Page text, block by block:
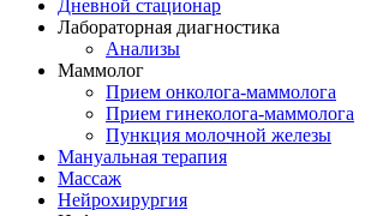
Дневной стационар
Лабораторная диагностика
Анализы
Маммолог
Прием онколога-маммолога
Прием гинеколога-маммолога
Пункция молочной железы
Мануальная терапия
Массаж
Нейрохирургия